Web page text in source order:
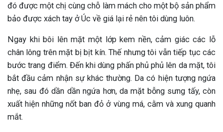
đó được một chị cùng chỗ làm mách cho một bộ sản phẩm
bảo được xách tay ở Úc về giá lại rẻ nên tôi dùng luôn.
Ngay khi bôi lên mặt một lớp kem nền, cảm giác các lỗ
chân lông trên mặt bị bịt kín. Thế nhưng tôi vẫn tiếp tục các
bước trang điểm. Đến khi dùng phấn phủ phủ lên da mặt, tôi
bắt đầu cảm nhận sự khác thường. Da có hiện tượng ngứa
nhẹ, sau đó dần dần ngứa hơn, da mặt bỗng sưng tấy, còn
xuất hiện những nốt ban đỏ ở vùng má, cằm và xung quanh
mắt.